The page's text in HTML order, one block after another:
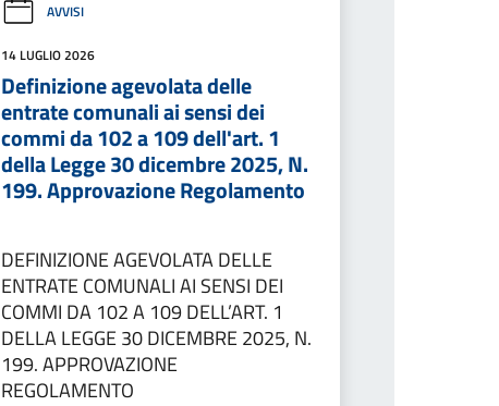
AVVISI
14 LUGLIO 2026
Definizione agevolata delle
entrate comunali ai sensi dei
commi da 102 a 109 dell'art. 1
della Legge 30 dicembre 2025, N.
199. Approvazione Regolamento
DEFINIZIONE AGEVOLATA DELLE
ENTRATE COMUNALI AI SENSI DEI
COMMI DA 102 A 109 DELL’ART. 1
DELLA LEGGE 30 DICEMBRE 2025, N.
199. APPROVAZIONE
REGOLAMENTO